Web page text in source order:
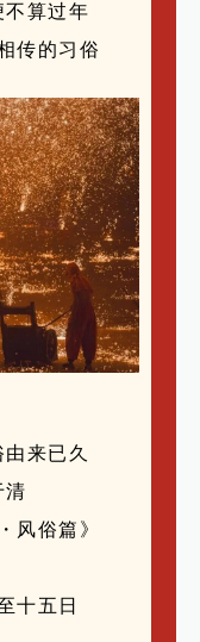
不算过年
传的习俗
来已久
清
风俗篇》
十五日